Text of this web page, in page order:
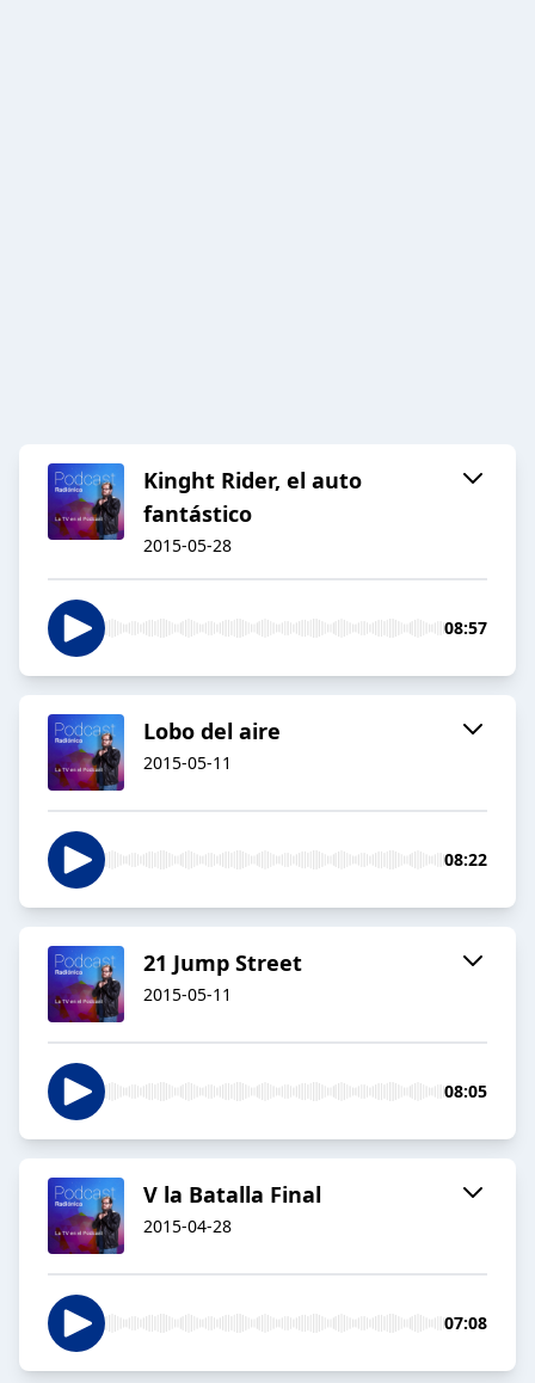
Kinght Rider, el auto
fantástico
2015-05-28
08:57
Lobo del aire
2015-05-11
08:22
21 Jump Street
2015-05-11
08:05
V la Batalla Final
2015-04-28
07:08